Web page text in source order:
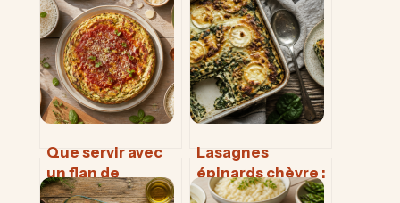
Que servir avec
un flan de
légumes ? 4
Lasagnes
épinards chèvre :
2 astuces pour